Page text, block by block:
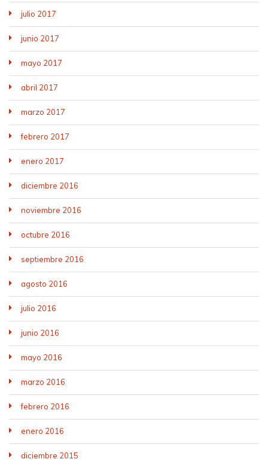
julio 2017
junio 2017
mayo 2017
abril 2017
marzo 2017
febrero 2017
enero 2017
diciembre 2016
noviembre 2016
octubre 2016
septiembre 2016
agosto 2016
julio 2016
junio 2016
mayo 2016
marzo 2016
febrero 2016
enero 2016
diciembre 2015